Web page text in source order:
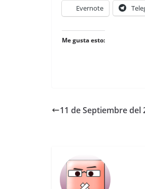
Evernote
Me gusta esto:
11 de Septiembre del